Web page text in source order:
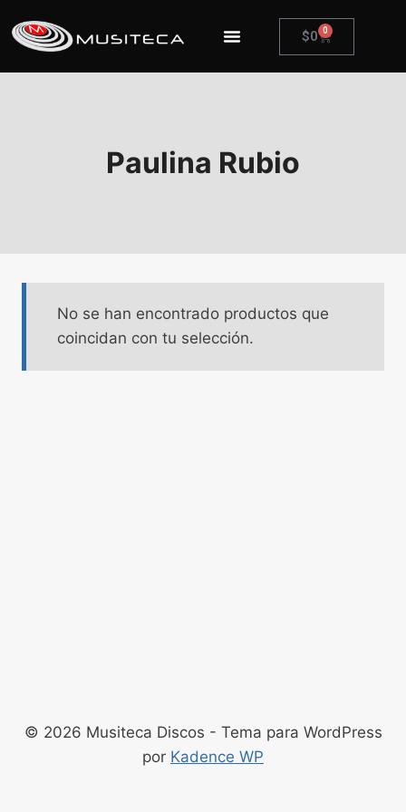
$0 0
Paulina Rubio
No se han encontrado productos que
coincidan con tu selección.
© 2026 Musiteca Discos - Tema para WordPress
por Kadence WP